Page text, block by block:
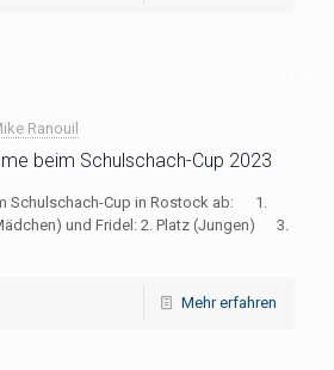
Ranouil
beim Schulschach-Cup 2023
Schulschach-Cup in Rostock ab: 1.
und Fridel: 2. Platz (Jungen) 3.
Mehr erfahren